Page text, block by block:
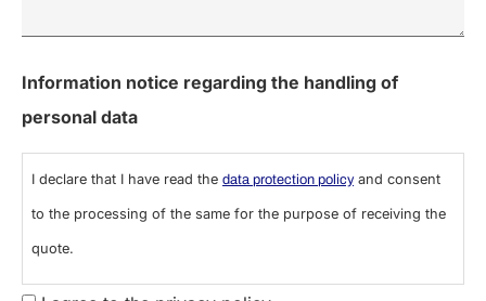
0 de 600 caracteres máximos
Information notice regarding the handling of
personal data
I declare that I have read the
to the processing of the same for the purpose of receiving the